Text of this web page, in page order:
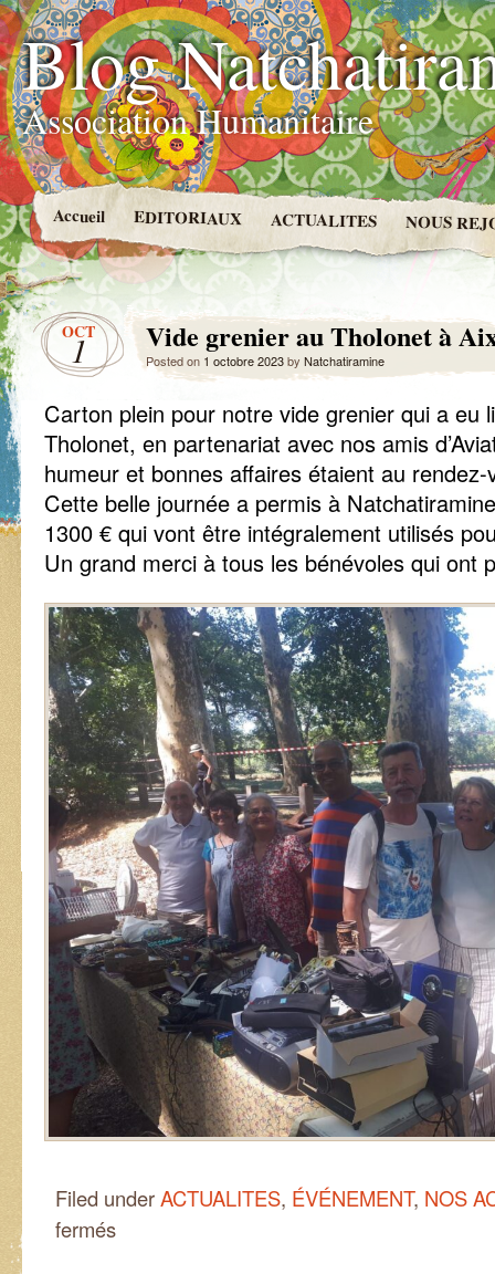
Blog
Association Humanitaire
Accueil EDITORIAUX ACTUALITES NOUS
OCT
1 Vide grenier au Tholonet à
Posted on 1 octobre 2023by Natchatiramine
Carton plein pour notre vide grenier qui a eu
Tholonet, en partenariat avec nos amis
humeur et bonnes affaires étaient au rendez-
Cette belle journée a permis à
1300 € qui vont être intégralement utilisés
Un grand merci à tous les bénévoles qui ont
Filed underACTUALITES, ÉVÉNEMENT, NOS
fermés